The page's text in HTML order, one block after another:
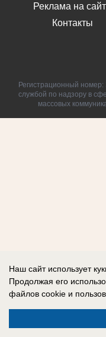
Реклама на
Контакты
Регистрационный
службой по надзору в
массовых
Наш сайт использует
Продолжая его
файлов cookie и